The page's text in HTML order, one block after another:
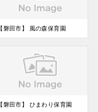
【磐田市】 風の森保育園
【磐田市】 ひまわり保育園